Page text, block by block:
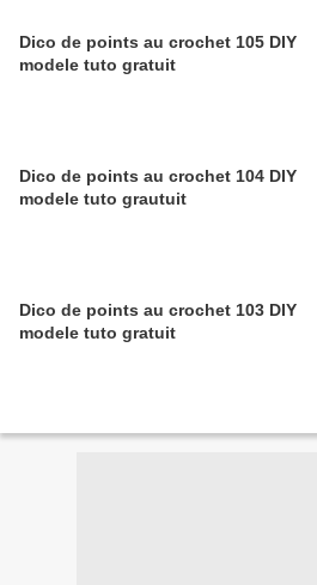
Dico de points au crochet 105 DIY
modele tuto gratuit
Dico de points au crochet 104 DIY
modele tuto grautuit
Dico de points au crochet 103 DIY
modele tuto gratuit